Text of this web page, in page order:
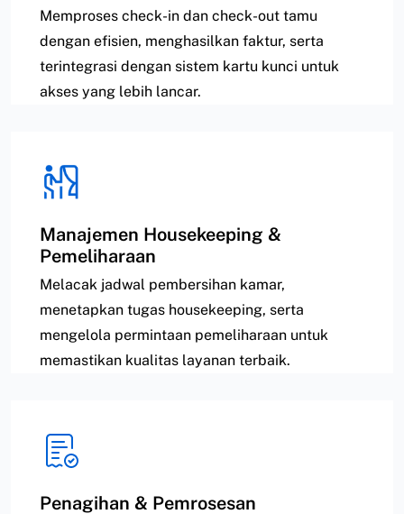
Memproses check-in dan check-out tamu
dengan efisien, menghasilkan faktur, serta
terintegrasi dengan sistem kartu kunci untuk
akses yang lebih lancar.
Manajemen Housekeeping &
Pemeliharaan
Melacak jadwal pembersihan kamar,
menetapkan tugas housekeeping, serta
mengelola permintaan pemeliharaan untuk
memastikan kualitas layanan terbaik.
Penagihan & Pemrosesan